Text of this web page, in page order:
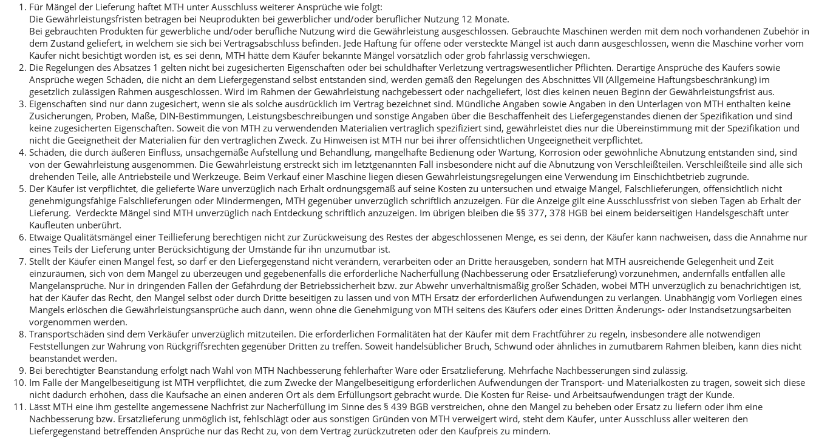
Für Mängel der Lieferung haftet MTH unter Ausschluss weiterer Ansprüche wie folgt:
Die Gewährleistungsfristen betragen bei Neuprodukten bei gewerblicher und/oder beruflicher Nutzung 12 Monate.
Bei gebrauchten Produkten für gewerbliche und/oder berufliche Nutzung wird die Gewährleistung ausgeschlossen. Gebrauchte Maschinen werden mit dem noch vorhandenen Zubehör in
dem Zustand geliefert, in welchem sie sich bei Vertragsabschluss befinden. Jede Haftung für offene oder versteckte Mängel ist auch dann ausgeschlossen, wenn die Maschine vorher vom
Käufer nicht besichtigt worden ist, es sei denn, MTH hätte dem Käufer bekannte Mängel vorsätzlich oder grob fahrlässig verschwiegen.
Die Regelungen des Absatzes 1 gelten nicht bei zugesicherten Eigenschaften oder bei schuldhafter Verletzung vertragswesentlicher Pflichten. Derartige Ansprüche des Käufers sowie
Ansprüche wegen Schäden, die nicht an dem Liefergegenstand selbst entstanden sind, werden gemäß den Regelungen des Abschnittes VII (Allgemeine Haftungsbeschränkung) im
gesetzlich zulässigen Rahmen ausgeschlossen. Wird im Rahmen der Gewährleistung nachgebessert oder nachgeliefert, löst dies keinen neuen Beginn der Gewährleistungsfrist aus.
Eigenschaften sind nur dann zugesichert, wenn sie als solche ausdrücklich im Vertrag bezeichnet sind. Mündliche Angaben sowie Angaben in den Unterlagen von MTH enthalten keine
Zusicherungen, Proben, Maße, DIN-Bestimmungen, Leistungsbeschreibungen und sonstige Angaben über die Beschaffenheit des Liefergegenstandes dienen der Spezifikation und sind
keine zugesicherten Eigenschaften. Soweit die von MTH zu verwendenden Materialien vertraglich spezifiziert sind, gewährleistet dies nur die Übereinstimmung mit der Spezifikation und
nicht die Geeignetheit der Materialien für den vertraglichen Zweck. Zu Hinweisen ist MTH nur bei ihrer offensichtlichen Ungeeignetheit verpflichtet.
Schäden, die durch äußeren Einfluss, unsachgemäße Aufstellung und Behandlung, mangelhafte Bedienung oder Wartung, Korrosion oder gewöhnliche Abnutzung entstanden sind, sind
von der Gewährleistung ausgenommen. Die Gewährleistung erstreckt sich im letztgenannten Fall insbesondere nicht auf die Abnutzung von Verschleißteilen. Verschleißteile sind alle sich
drehenden Teile, alle Antriebsteile und Werkzeuge. Beim Verkauf einer Maschine liegen diesen Gewährleistungsregelungen eine Verwendung im Einschichtbetrieb zugrunde.
Der Käufer ist verpflichtet, die gelieferte Ware unverzüglich nach Erhalt ordnungsgemäß auf seine Kosten zu untersuchen und etwaige Mängel, Falschlieferungen, offensichtlich nicht
genehmigungsfähige Falschlieferungen oder Mindermengen, MTH gegenüber unverzüglich schriftlich anzuzeigen. Für die Anzeige gilt eine Ausschlussfrist von sieben Tagen ab Erhalt der
Lieferung. Verdeckte Mängel sind MTH unverzüglich nach Entdeckung schriftlich anzuzeigen. Im übrigen bleiben die §§ 377, 378 HGB bei einem beiderseitigen Handelsgeschäft unter
Kaufleuten unberührt.
Etwaige Qualitätsmängel einer Teillieferung berechtigen nicht zur Zurückweisung des Restes der abgeschlossenen Menge, es sei denn, der Käufer kann nachweisen, dass die Annahme nur
eines Teils der Lieferung unter Berücksichtigung der Umstände für ihn unzumutbar ist.
Stellt der Käufer einen Mangel fest, so darf er den Liefergegenstand nicht verändern, verarbeiten oder an Dritte herausgeben, sondern hat MTH ausreichende Gelegenheit und Zeit
einzuräumen, sich von dem Mangel zu überzeugen und gegebenenfalls die erforderliche Nacherfüllung (Nachbesserung oder Ersatzlieferung) vorzunehmen, andernfalls entfallen alle
Mangelansprüche. Nur in dringenden Fällen der Gefährdung der Betriebssicherheit bzw. zur Abwehr unverhältnismäßig großer Schäden, wobei MTH unverzüglich zu benachrichtigen ist,
hat der Käufer das Recht, den Mangel selbst oder durch Dritte beseitigen zu lassen und von MTH Ersatz der erforderlichen Aufwendungen zu verlangen. Unabhängig vom Vorliegen eines
Mangels erlöschen die Gewährleistungsansprüche auch dann, wenn ohne die Genehmigung von MTH seitens des Käufers oder eines Dritten Änderungs- oder Instandsetzungsarbeiten
vorgenommen werden.
Transportschäden sind dem Verkäufer unverzüglich mitzuteilen. Die erforderlichen Formalitäten hat der Käufer mit dem Frachtführer zu regeln, insbesondere alle notwendigen
Feststellungen zur Wahrung von Rückgriffsrechten gegenüber Dritten zu treffen. Soweit handelsüblicher Bruch, Schwund oder ähnliches in zumutbarem Rahmen bleiben, kann dies nicht
beanstandet werden.
Bei berechtigter Beanstandung erfolgt nach Wahl von MTH Nachbesserung fehlerhafter Ware oder Ersatzlieferung. Mehrfache Nachbesserungen sind zulässig.
Im Falle der Mangelbeseitigung ist MTH verpflichtet, die zum Zwecke der Mängelbeseitigung erforderlichen Aufwendungen der Transport- und Materialkosten zu tragen, soweit sich diese
nicht dadurch erhöhen, dass die Kaufsache an einen anderen Ort als dem Erfüllungsort gebracht wurde. Die Kosten für Reise- und Arbeitsaufwendungen trägt der Kunde.
Lässt MTH eine ihm gestellte angemessene Nachfrist zur Nacherfüllung im Sinne des § 439 BGB verstreichen, ohne den Mangel zu beheben oder Ersatz zu liefern oder ihm eine
Nachbesserung bzw. Ersatzlieferung unmöglich ist, fehlschlägt oder aus sonstigen Gründen von MTH verweigert wird, steht dem Käufer, unter Ausschluss aller weiteren den
Liefergegenstand betreffenden Ansprüche nur das Recht zu, von dem Vertrag zurückzutreten oder den Kaufpreis zu mindern.